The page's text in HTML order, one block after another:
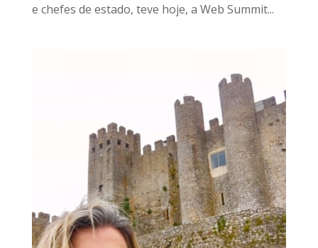
e chefes de estado, teve hoje, a Web Summit...